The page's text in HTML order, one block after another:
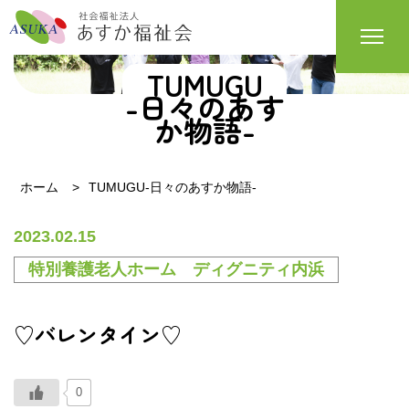
TUMUGU
-日々のあす
か物語-
ホーム TUMUGU-日々のあすか物語-
2023.02.15
特別養護老人ホーム ディグニティ内浜
♡バレンタイン♡
0